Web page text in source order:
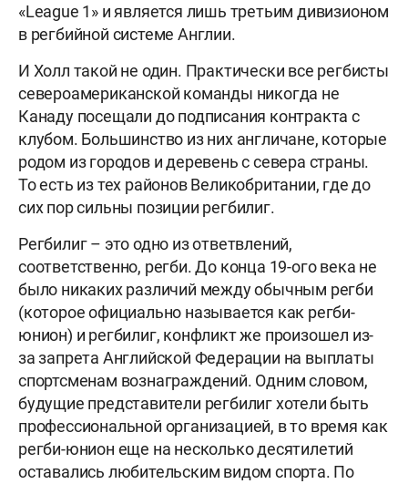
«League 1» и является лишь третьим дивизионом
в регбийной системе Англии.
И Холл такой не один. Практически все регбисты
североамериканской команды никогда не
Канаду посещали до подписания контракта с
клубом. Большинство из них англичане, которые
родом из городов и деревень с севера страны.
То есть из тех районов Великобритании, где до
сих пор сильны позиции регбилиг.
Регбилиг – это одно из ответвлений,
соответственно, регби. До конца 19-ого века не
было никаких различий между обычным регби
(которое официально называется как регби-
юнион) и регбилиг, конфликт же произошел из-
за запрета Английской Федерации на выплаты
спортсменам вознаграждений. Одним словом,
будущие представители регбилиг хотели быть
профессиональной организацией, в то время как
регби-юнион еще на несколько десятилетий
оставались любительским видом спорта. По